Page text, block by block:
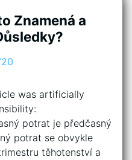
Znamená a
was artificially
potrat je předčasný
potrat se obvykle
těhotenství a